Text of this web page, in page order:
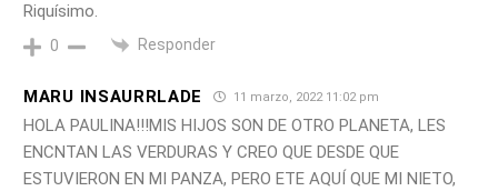
Riquísimo.
0 Responder
MARU INSAURRLADE 11 marzo, 2022 11:02 pm
HOLA PAULINA!!!MIS HIJOS SON DE OTRO PLANETA, LES
ENCNTAN LAS VERDURAS Y CREO QUE DESDE QUE
ESTUVIERON EN MI PANZA, PERO ETE AQUÍ QUE MI NIETO,